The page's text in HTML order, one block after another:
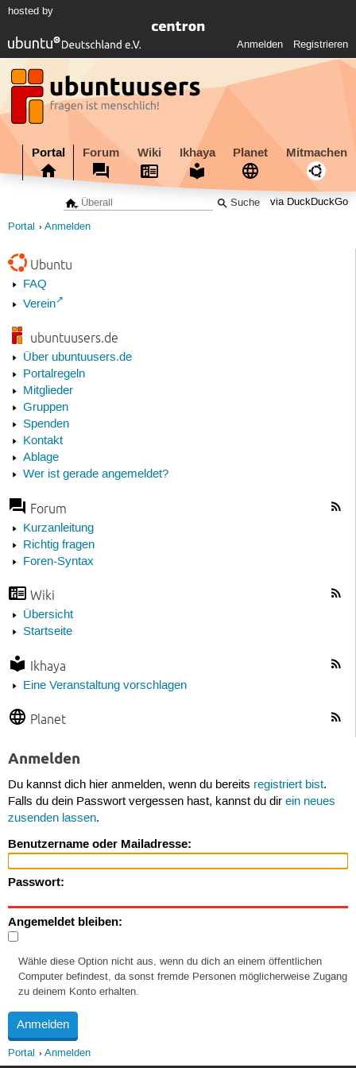
hosted by
Anmelden Registrieren
Portal Forum Wiki Ikhaya Planet Mitmachen
via DuckDuckGo
Portal Anmelden
Ubuntu
FAQ
Verein
ubuntuusers.de
Über ubuntuusers.de
Portalregeln
Mitglieder
Gruppen
Spenden
Kontakt
Ablage
Wer ist gerade angemeldet?
Forum
Kurzanleitung
Richtig fragen
Foren-Syntax
Wiki
Übersicht
Startseite
Ikhaya
Eine Veranstaltung vorschlagen
Planet
Anmelden
Du kannst dich hier anmelden, wenn du bereits registriert bist.
Falls du dein Passwort vergessen hast, kannst du dir ein neues
zusenden lassen.
Benutzername oder Mailadresse:
Passwort:
Angemeldet bleiben:
Wähle diese Option nicht aus, wenn du dich an einem öffentlichen
Computer befindest, da sonst fremde Personen möglicherweise Zugang
zu deinem Konto erhalten.
Portal Anmelden